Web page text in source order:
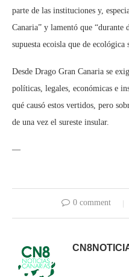
parte de las instituciones y,
Canaria” y lamentó que “durante
supuesta ecoisla que de ecológica
Desde Drago Gran Canaria se
políticas, legales, económicas e
qué causó estos vertidos, pero
de una vez el sureste insular.
—
0 comment